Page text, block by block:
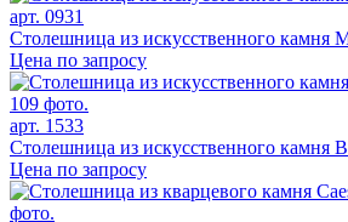
арт. 0931
Столешница из искусственного камня
Цена по запросу
арт. 1533
Столешница из искусственного камня
Цена по запросу